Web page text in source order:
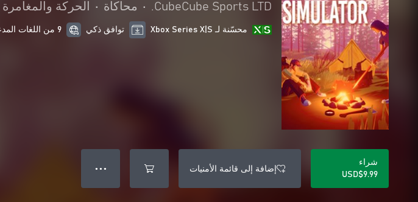
CubeCube Sports LTD.
• محاكاة • الحركة والمغامرة
محسّنة لـ Xbox Series X|S توافق ذكي 9 من اللغات المدعمة
شراء
USD$9.99
إضافة إلى قائمة الأمنيات ● ● ●